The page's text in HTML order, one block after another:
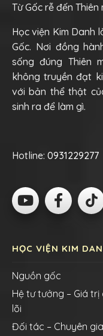
Từ Gốc rễ đến Thiên
Học viện Kim Danh
Gốc. Nơi đồng
sống đúng Thiên
không truyền đạt
với bản thể thật
sinh ra để làm gì.
Hotline: 0931229277
HỌC VIỆN KIM
Nguồn gốc
Hệ tư tưởng – Giá trị
lõi
Đối tác – Chuyên gia